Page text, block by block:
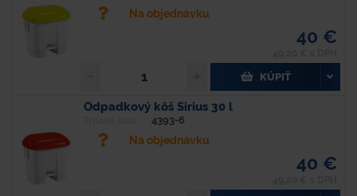
Na objednávku
40 €
KÚPIŤ
Odpadkový kôš Sirius 30 l
4393-6
Na objednávku
40 €